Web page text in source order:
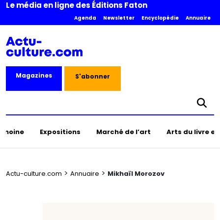
Le média en ligne des Éditions Faton
Agenda Newsletter Encyclopédie Annuaire
Magazines S'abonner
Expositions Marché de l’art Arts du livre
Actu-culture.com > Annuaire > Mikhaïl Morozov